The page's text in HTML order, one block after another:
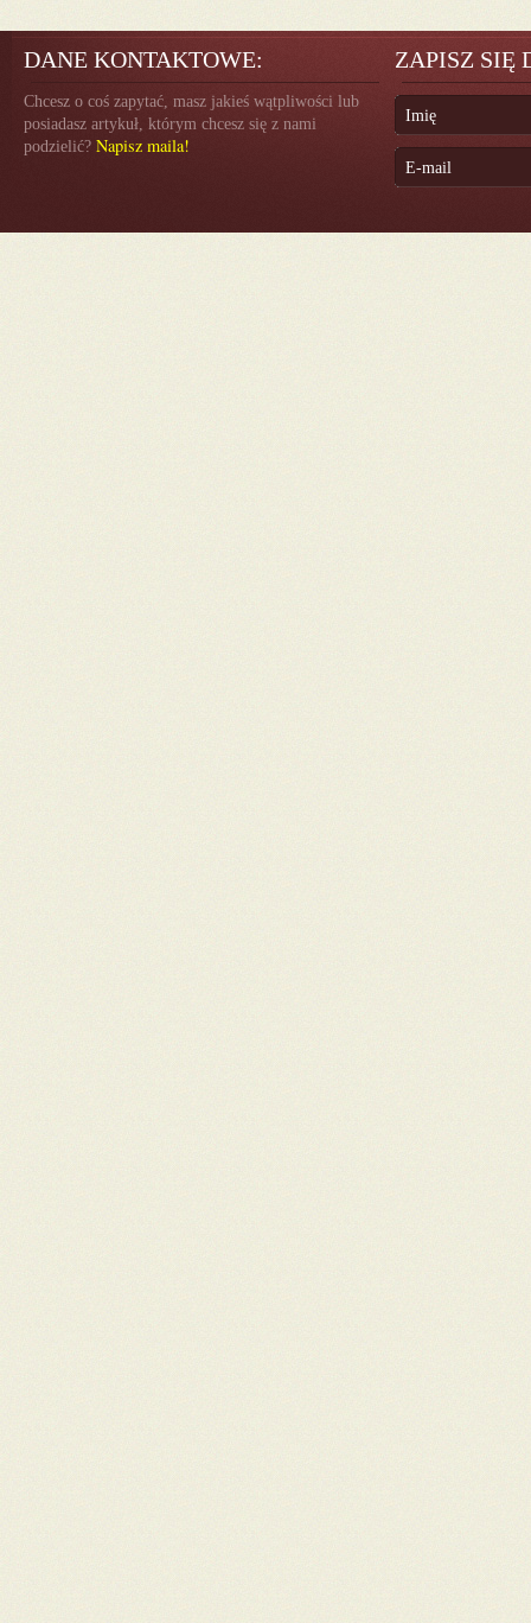
DANE KONTAKTOWE:
Chcesz o coś zapytać, masz jakieś wątpliwości lub
posiadasz artykuł, którym chcesz się z nami
podzielić? Napisz maila!
ZAPISZ SIĘ